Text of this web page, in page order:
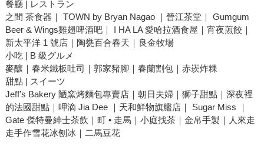
餐廳 | レストラン
之間 茶食器｜ TOWN by Bryan Nagao ｜晉江茶堂｜ Gumgum
Beer & Wings雞翅啤酒吧｜ I HA LA 愛哈拉酒食屋｜宵夜煎餃｜
新太平洋 1 號店｜陶甕百合春天｜良金牧場
小吃 | B 級グルメ
麥釀｜春米鐵板吐司｜郭家豬腳｜春蘭割包｜赤崁炸粿
甜點 | スイーツ
Jeff’s Bakery 陋窯烤麵包專賣店｜朝日夫婦｜獅子甜點｜深夜裡
的法國甜點｜呷滴 Jia Dee ｜天和鮮物旗艦店｜ Sugar Miss ｜
Gate 傑特曼紳士茶飲｜町 • 走馬｜小庭找茶｜金帛手製｜人來走
走手作雪花冰刨冰｜二馬豆花